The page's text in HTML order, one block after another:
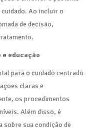
Ao incluir o
de decisão,
educação
para o cuidado centrado
claras e
os procedimentos
Além disso, é
sobre sua condição de